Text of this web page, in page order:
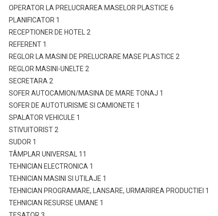
OPERATOR LA PRELUCRAREA MASELOR PLASTICE 6
PLANIFICATOR 1
RECEPTIONER DE HOTEL 2
REFERENT 1
REGLOR LA MASINI DE PRELUCRARE MASE PLASTICE 2
REGLOR MASINI-UNELTE 2
SECRETARA 2
SOFER AUTOCAMION/MASINA DE MARE TONAJ 1
SOFER DE AUTOTURISME SI CAMIONETE 1
SPALATOR VEHICULE 1
STIVUITORIST 2
SUDOR 1
TÂMPLAR UNIVERSAL 11
TEHNICIAN ELECTRONICA 1
TEHNICIAN MASINI SI UTILAJE 1
TEHNICIAN PROGRAMARE, LANSARE, URMARIREA PRODUCTIEI 1
TEHNICIAN RESURSE UMANE 1